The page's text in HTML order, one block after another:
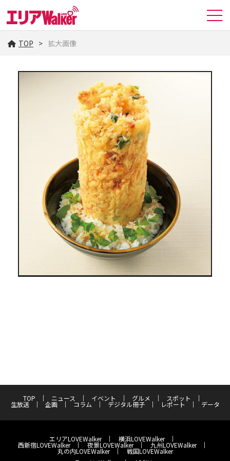
TOP 拡大画像
TOP ニュース イベント グルメ スポット
生放送 企画 コラム デジタル冊子 レポート データ
エリアLOVEWalker 横浜LOVEWalker
西新宿LOVEWalker 夜景LOVEWalker 九州LOVEWalker
丸の内LOVEWalker
戦国LOVEWalker